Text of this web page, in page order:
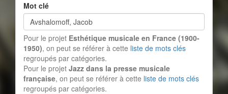
Mot clé
Pour le projet Esthétique musicale en France (1900-
1950), on peut se référer à cette liste de mots clés
regroupés par catégories.
Pour le projet Jazz dans la presse musicale
française, on peut se référer à cette liste de mots clés
regroupés par catégories.